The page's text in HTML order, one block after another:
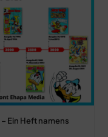
Ein Heft namens